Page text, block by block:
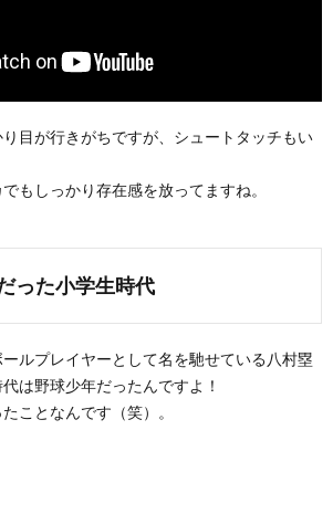
目が行きがちですが、シュートタッチもい
もしっかり存在感を放ってますね。
った小学生時代
ルプレイヤーとして名を馳せている八村塁
は野球少年だったんですよ！
ことなんです（笑）。